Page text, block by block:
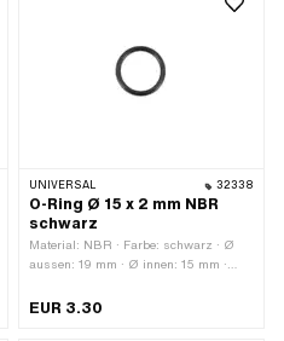
UNIVERSAL 32338
O-Ring Ø 15 x 2 mm NBR
schwarz
Material: NBR · Farbe: schwarz · Ø
aussen: 19 mm · Ø innen: 15 mm ·
EUR 3.30